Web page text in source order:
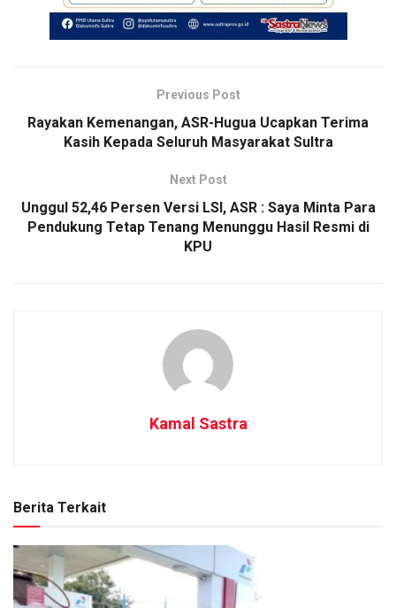
Previous Post
Rayakan Kemenangan, ASR-Hugua Ucapkan Terima
Kasih Kepada Seluruh Masyarakat Sultra
Next Post
Unggul 52,46 Persen Versi LSI, ASR : Saya Minta Para
Pendukung Tetap Tenang Menunggu Hasil Resmi di
KPU
Kamal Sastra
Berita Terkait